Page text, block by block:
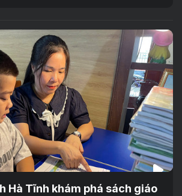
Hà Tĩnh khám phá sách giáo